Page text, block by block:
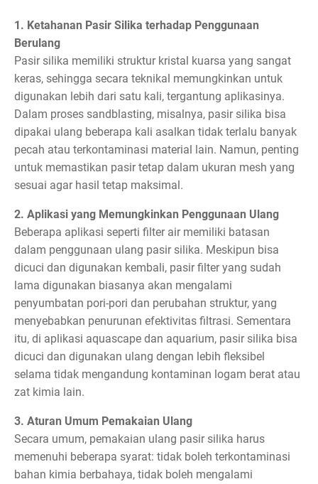
1. Ketahanan Pasir Silika terhadap Penggunaan
Berulang
Pasir silika memiliki struktur kristal kuarsa yang sangat
keras, sehingga secara teknikal memungkinkan untuk
digunakan lebih dari satu kali, tergantung aplikasinya.
Dalam proses sandblasting, misalnya, pasir silika bisa
dipakai ulang beberapa kali asalkan tidak terlalu banyak
pecah atau terkontaminasi material lain. Namun, penting
untuk memastikan pasir tetap dalam ukuran mesh yang
sesuai agar hasil tetap maksimal.
2. Aplikasi yang Memungkinkan Penggunaan Ulang
Beberapa aplikasi seperti filter air memiliki batasan
dalam penggunaan ulang pasir silika. Meskipun bisa
dicuci dan digunakan kembali, pasir filter yang sudah
lama digunakan biasanya akan mengalami
penyumbatan pori-pori dan perubahan struktur, yang
menyebabkan penurunan efektivitas filtrasi. Sementara
itu, di aplikasi aquascape dan aquarium, pasir silika bisa
dicuci dan digunakan ulang dengan lebih fleksibel
selama tidak mengandung kontaminan logam berat atau
zat kimia lain.
3. Aturan Umum Pemakaian Ulang
Secara umum, pemakaian ulang pasir silika harus
memenuhi beberapa syarat: tidak boleh terkontaminasi
bahan kimia berbahaya, tidak boleh mengalami